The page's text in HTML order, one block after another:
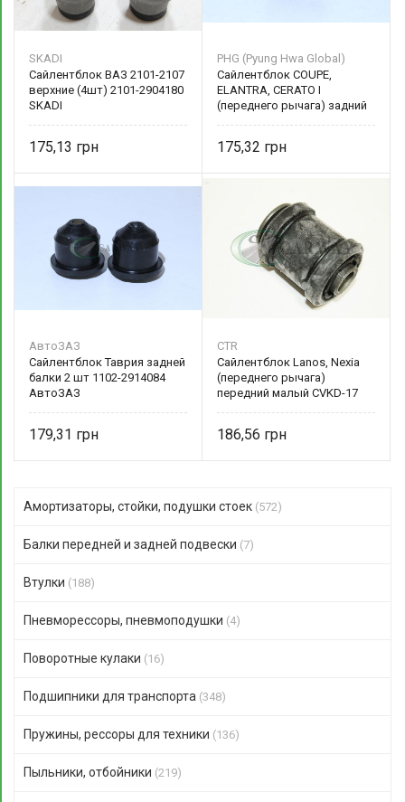
SKADI
Сайлентблок ВАЗ 2101-2107
верхние (4шт) 2101-2904180
SKADI
175,13
PHG (Pyung Hwa Global)
Сайлентблок COUPE,
ELANTRA, CERATO I
(переднего рычага) задний
175,32
АвтоЗАЗ
Сайлентблок Таврия задней
балки 2 шт 1102-2914084
АвтоЗАЗ
179,31
CTR
Сайлентблок Lanos, Nexia
(переднего рычага)
передний малый CVKD-17
186,56
Амортизаторы, стойки, подушки стоек (572)
Балки передней и задней подвески (7)
Втулки (188)
Пневморессоры, пневмоподушки (4)
Поворотные кулаки (16)
Подшипники для транспорта (348)
Пружины, рессоры для техники (136)
Пыльники, отбойники (219)